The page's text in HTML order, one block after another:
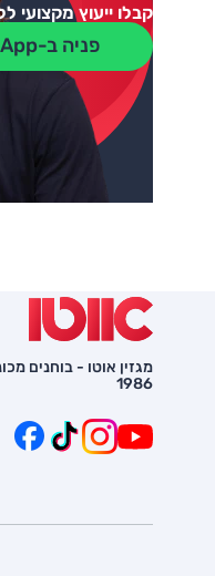
קבלו ייעוץ
פניה ב-WhatsApp
מגזין אוטו - בוחנים
1986